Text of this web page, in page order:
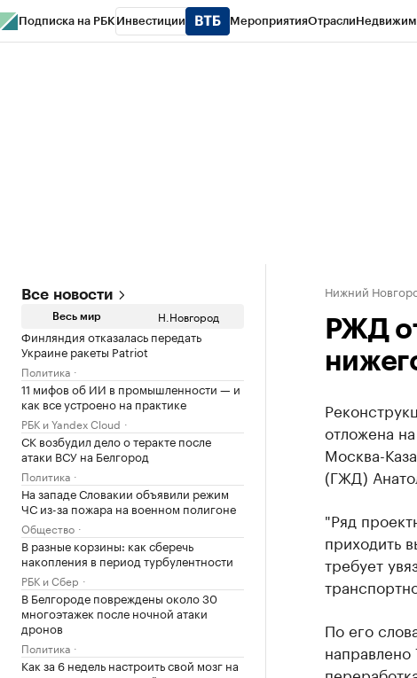
Подписка на РБК Инвестиции МероприятияОтрасли
Все новости
Весь мир Н.Новгород
Финляндия отказалась передать
Украине ракеты Patriot
Политика
11 мифов об ИИ в промышленности — и
как все устроено на практике
РБК и Yandex Cloud
СК возбудил дело о теракте после
атаки ВСУ на Белгород
Политика
На западе Словакии объявили режим
ЧС из-за пожара на военном полигоне
Общество
В разные корзины: как сберечь
накопления в период турбулентности
РБК и Сбер
В Белгороде повреждены около 30
многоэтажек после ночной атаки
дронов
Политика
Как за 6 недель настроить свой мозг на
Нижний
РЖД
отложена
Москва-
(ГЖД)
"Ряд
приходить
требует
По его